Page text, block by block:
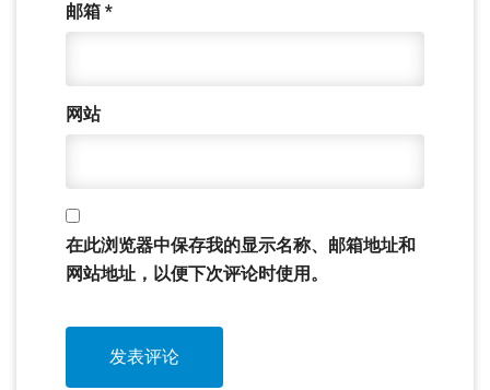
邮箱 *
网站
在此浏览器中保存我的显示名称、邮箱地址和
网站地址，以便下次评论时使用。